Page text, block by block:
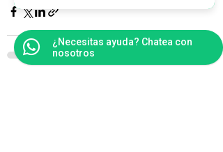
¿Necesitas ayuda? Chatea con
nosotros